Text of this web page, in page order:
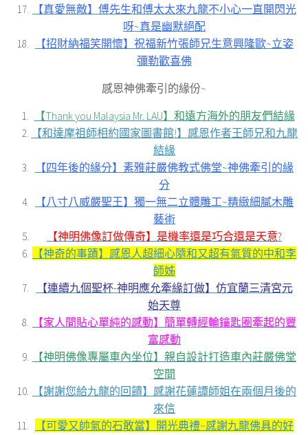
【真愛無敵】傅先生和傅太太來九龍不小心一直開閃光
呀~真是幽默絕配
【招財納福笑開懷】祝福新竹張師兄生意興隆歐~立姿
彌勒歡喜佛
感恩神佛牽引的緣份~
【Thank you Malaysia Mr. LAU】和遠方海外的朋友們結緣
【和達摩祖師相約國家圖書館!】感恩作者王師兄和九龍
結緣
【四年後的緣分】素雅莊嚴佛教式佛堂~神佛牽引的緣
分
【八寸八威嚴聖王】獨一無二立體雕工~精緻細膩木雕
藝術
【神明佛像訂做傳奇】是機率還是巧合還是天意?
【神奇的事蹟】感恩人超細心隨和又超有氣質的中和李
師姊
【連續九個聖杯-神明應允牽緣訂做】仿宜蘭三清宮元
始天尊
【家人間貼心單純的感動】簡單轉經輪鑰匙圈牽起的豐
富感動
【神明佛像專屬車內坐位】親自設計打造車內莊嚴佛堂
空間
【謝謝您給九龍的回饋】感謝花蓮譚師姐在兩個月後的
來信
【可愛又帥氣的石敢當】開光典禮~感謝九龍佛具的好